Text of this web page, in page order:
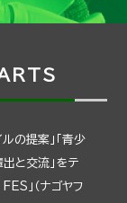
の提案」「青少
出と交流」をテ
」（ナゴヤフ